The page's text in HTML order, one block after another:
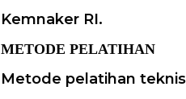
Kemnaker RI.
METODE PELATIHAN
Metode pelatihan